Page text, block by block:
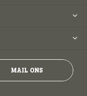
MAIL ONS